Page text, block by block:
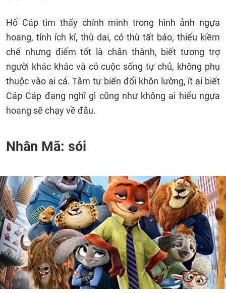
Hổ Cáp tìm thấy chính mình trong hình ảnh ngựa
hoang, tính ích kỉ, thù dai, có thù tất báo, thiếu kiềm
chế nhưng điểm tốt là chân thành, biết tương trợ
người khác khác và có cuộc sống tự chủ, không phụ
thuộc vào ai cả. Tâm tư biến đổi khôn lường, ít ai biết
Cáp Cáp đang nghĩ gì cũng như không ai hiểu ngựa
hoang sẽ chạy về đâu.
Nhân Mã: sói